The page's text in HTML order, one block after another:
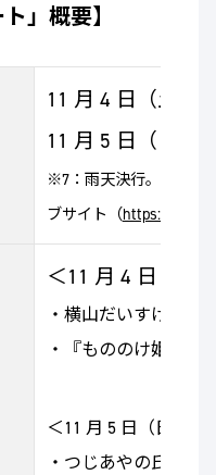
」概要】
11 月 4 日（土）
11 月 5 日（日）
※7：雨天決行。荒天な
ブサイト（https://
＜11 月 4 日（土
・横山だいすけ氏に
・『もののけ姫』の
＜11 月 5 日（日）＞
・つじあやの氏によ